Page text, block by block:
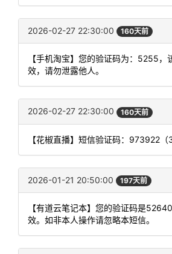
2026-02-27 22:30:00 160天前
【手机淘宝】您的验证码为：5255，
效，请勿泄露他人。
2026-02-27 22:30:00 160天前
【花椒直播】短信验证码：973922（
2026-01-21 20:50:00 197天前
【有道云笔记本】您的验证码是
效。如非本人操作请忽略本短信。